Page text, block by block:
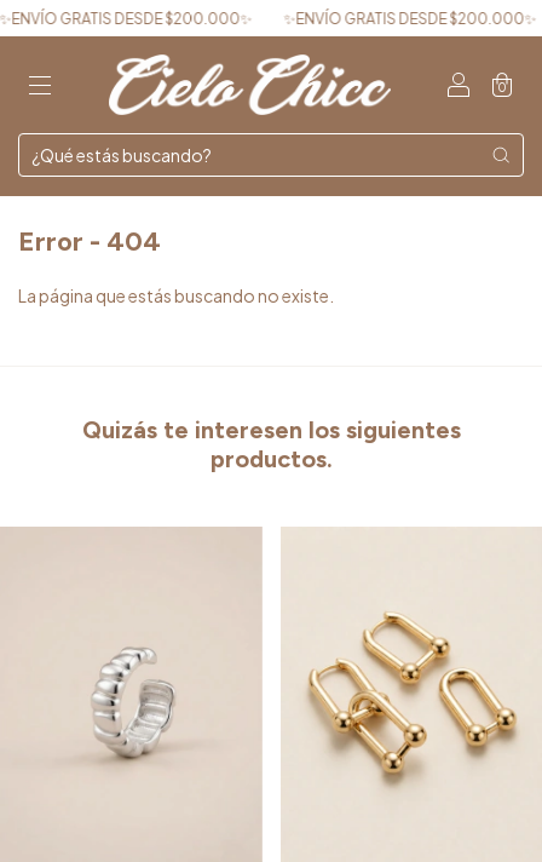
GRATIS DESDE $200.000✨ ✨ENVÍO GRATIS DESDE $200.000✨
0
Error - 404
La página que estás buscando no existe.
Quizás te interesen los siguientes
productos.